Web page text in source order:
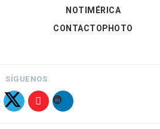
NOTIMÉRICA
CONTACTOPHOTO
SÍGUENOS